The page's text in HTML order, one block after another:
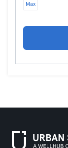
Max